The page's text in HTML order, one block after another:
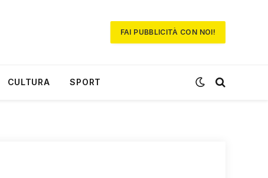
FAI PUBBLICITÀ CON NOI!
CULTURA SPORT